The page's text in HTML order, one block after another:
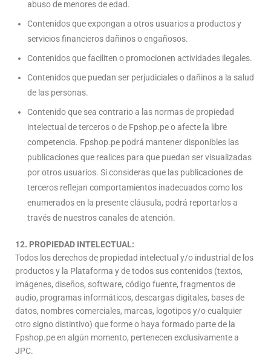
abuso de menores de edad.
Contenidos que expongan a otros usuarios a productos y
servicios financieros dañinos o engañosos.
Contenidos que faciliten o promocionen actividades ilegales.
Contenidos que puedan ser perjudiciales o dañinos a la salud
de las personas.
Contenido que sea contrario a las normas de propiedad
intelectual de terceros o de Fpshop.pe o afecte la libre
competencia. Fpshop.pe podrá mantener disponibles las
publicaciones que realices para que puedan ser visualizadas
por otros usuarios. Si consideras que las publicaciones de
terceros reflejan comportamientos inadecuados como los
enumerados en la presente cláusula, podrá reportarlos a
través de nuestros canales de atención.
12. PROPIEDAD INTELECTUAL:
Todos los derechos de propiedad intelectual y/o industrial de los
productos y la Plataforma y de todos sus contenidos (textos,
imágenes, diseños, software, código fuente, fragmentos de
audio, programas informáticos, descargas digitales, bases de
datos, nombres comerciales, marcas, logotipos y/o cualquier
otro signo distintivo) que forme o haya formado parte de la
Fpshop.pe en algún momento, pertenecen exclusivamente a
JPC.